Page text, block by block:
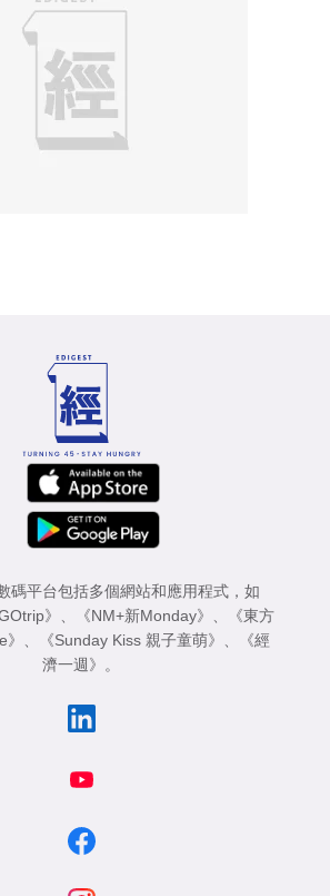
碼平台包括多個網站和應用程式，如
GOtrip》 《NM+新Monday》
《東方
《Sunday Kiss 親子童萌》
《經
濟一週》
。